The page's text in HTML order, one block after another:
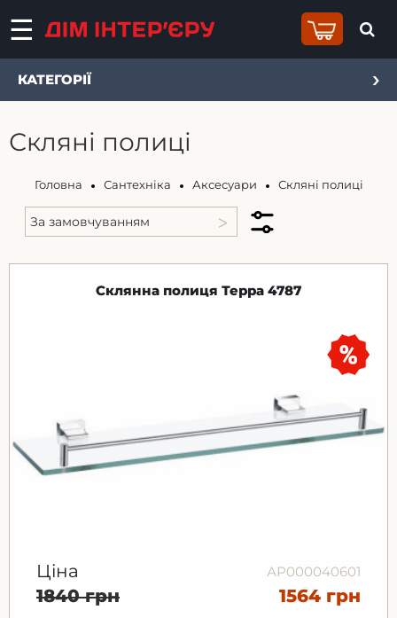
КАТЕГОРІЇ
Скляні полиці
Головна Сантехніка Аксесуари Скляні полиці
Склянна полиця Терра 4787
Ціна АР000040601
1840 грн 1564 грн